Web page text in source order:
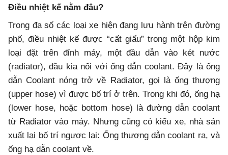
Điều nhiệt kế nằm đâu?
Trong đa số các loại xe hiện đang lưu hành trên đường
phố, điều nhiệt kế được “cất giấu” trong một hộp kim
loại đặt trên đỉnh máy, một đầu dẫn vào két nước
(radiator), đầu kia nối với ống dẫn coolant. Đây là ống
dẫn Coolant nóng trở về Radiator, gọi là ống thượng
(upper hose) vì được bố trí ở trên. Trong khi đó, ống hạ
(lower hose, hoặc bottom hose) là đường dẫn coolant
từ Radiator vào máy. Nhưng cũng có kiểu xe, nhà sản
xuất lại bố trí ngược lại: Ống thượng dẫn coolant ra, và
ống hạ dẫn coolant về.